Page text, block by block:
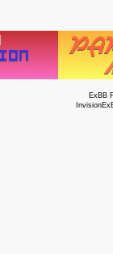
ExBB